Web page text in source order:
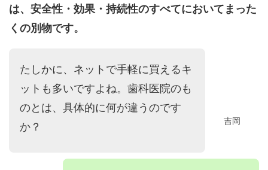
は、安全性・効果・持続性のすべてにおいてまった
くの別物です。
吉岡
たしかに、ネットで手軽に買えるキ
ットも多いですよね。歯科医院のも
のとは、具体的に何が違うのです
か？